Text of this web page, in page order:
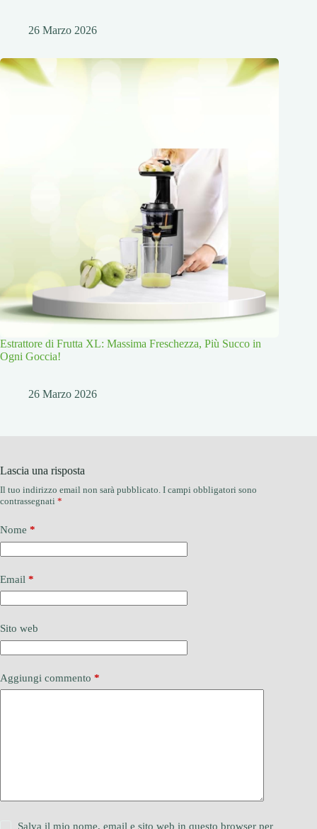
26 Marzo 2026
Estrattore di Frutta XL: Massima Freschezza, Più Succo in
Ogni Goccia!
26 Marzo 2026
Lascia una risposta
Il tuo indirizzo email non sarà pubblicato. I campi obbligatori sono
contrassegnati *
Nome *
Email *
Sito web
Aggiungi commento *
Salva il mio nome, email e sito web in questo browser per